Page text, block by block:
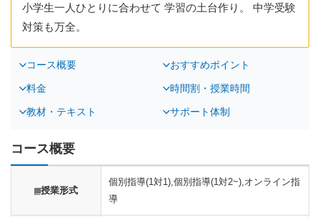
小学生一人ひとりに合わせて 学習の土台作り。 中学受験
対策も万全。
コース概要 おすすめポイント
料金 時間割・授業時間
教材・テキスト サポート体制
コース概要
授業形式
個別指導(1対1),個別指導(1対2~),オンライン指
導